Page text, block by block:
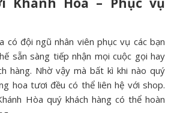
có đội ngũ nhân viên phục vụ các bạn
sẵn sàng tiếp nhận mọi cuộc gọi hay
hàng. Nhờ vậy mà bất kì khi nào quý
hoa tươi đều có thể liên hệ với shop.
Hòa quý khách hàng có thể hoàn